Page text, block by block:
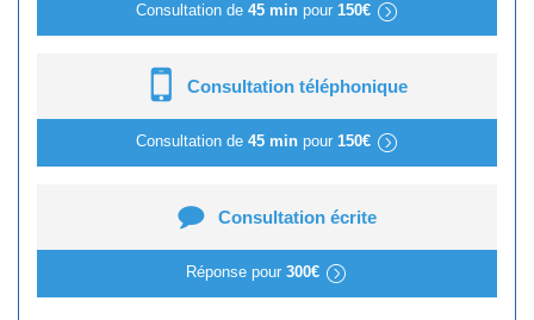
Consultation de 45 minpour 150€
Consultation téléphonique
Consultation de 45 minpour 150€
Consultation écrite
Réponse pour 300€